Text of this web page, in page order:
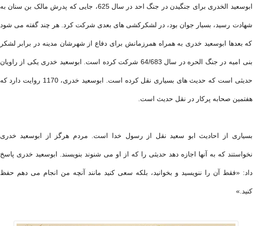
ابوسعید الخدری برای جنگیدن در جنگ احد در سال 625، جایی که پدرش مالک بن سنان به
شهادت رسید، بسیار جوان بود، در لشکرکشی های بعدی شرکت کرد. هر چند گفته می شود
که بعدها ابوسعید خدری به همراه همرزمانش برای دفاع از شهرشان مدینه در برابر لشکر
بنی امیه در جنگ الحره در سال 64/683 شرکت کرده است. ابوسعید خدری یکی از راویان
حدیثی است که حدیث های بسیاری نقل کرده است. ابوسعید خدری، 1170 روایت دارد که
هفتمین صحابه پرکار در نقل حدیث است.
بسیاری از احادیث ابو سعید نقل از رسول خدا است. مردم هرگز از ابوسعید خدری
نخواستند که به آنها اجازه دهد حدیثی را که از او می شنوند بنویسند. ابوسعید خدری پاسخ
داد: «فقط آن را ننویسید و بخوانید، بلکه سعی کنید مانند آنچه من انجام می دهم حفظ
کنید.»